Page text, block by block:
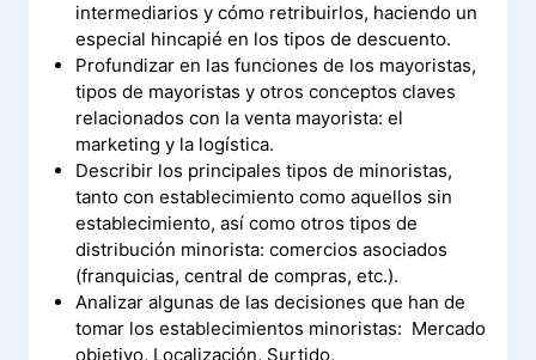
intermediarios y cómo retribuirlos, haciendo un
especial hincapié en los tipos de descuento.
Profundizar en las funciones de los mayoristas,
tipos de mayoristas y otros conceptos claves
relacionados con la venta mayorista: el
marketing y la logística.
Describir los principales tipos de minoristas,
tanto con establecimiento como aquellos sin
establecimiento, así como otros tipos de
distribución minorista: comercios asociados
(franquicias, central de compras, etc.).
Analizar algunas de las decisiones que han de
tomar los establecimientos minoristas: Mercado
objetivo, Localización, Surtido,